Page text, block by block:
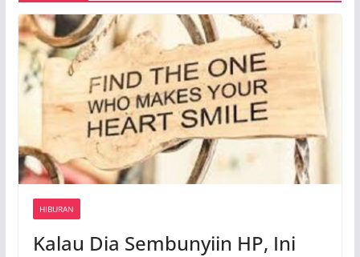
HIBURAN
Kalau Dia Sembunyiin HP, Ini